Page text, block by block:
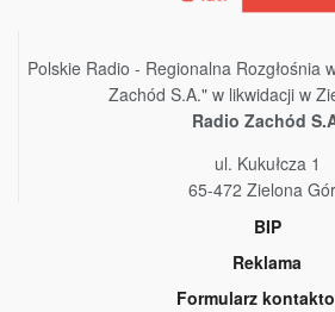
Polskie Radio - Regionalna Rozgłośnia
Zachód S.A." w likwidacji w
Radio Zachód
ul. Kukułcza 1
65-472 Zielona
BIP
Reklama
Formularz